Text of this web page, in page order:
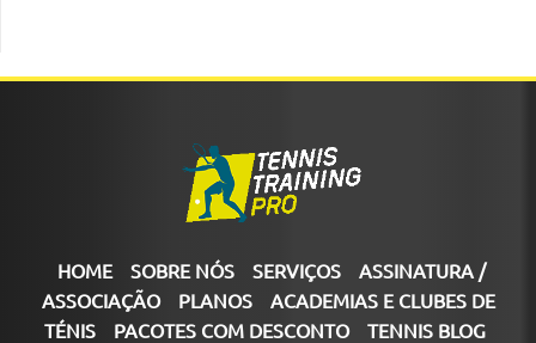
HOME SOBRE NÓS SERVIÇOS
ASSINATURA /
ASSOCIAÇÃO
PLANOS
ACADEMIAS E CLUBES DE
TÉNIS
PACOTES COM DESCONTO TENNIS BLOG